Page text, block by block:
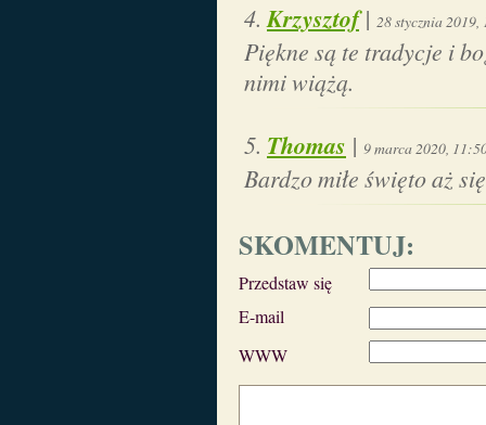
Krzysztof| 28 stycznia 2019,
Piękne są te tradycje i
nimi wiążą.
Thomas | 9 marca 2020,
Bardzo miłe święto aż
SKOMENTUJ:
Przedstaw się
E-mail
WWW